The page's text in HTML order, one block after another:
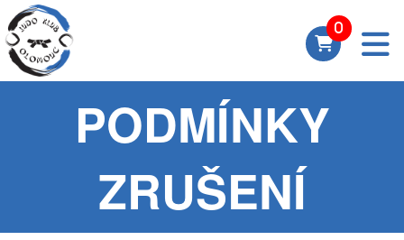
PODMÍNKY
ZRUŠENÍ